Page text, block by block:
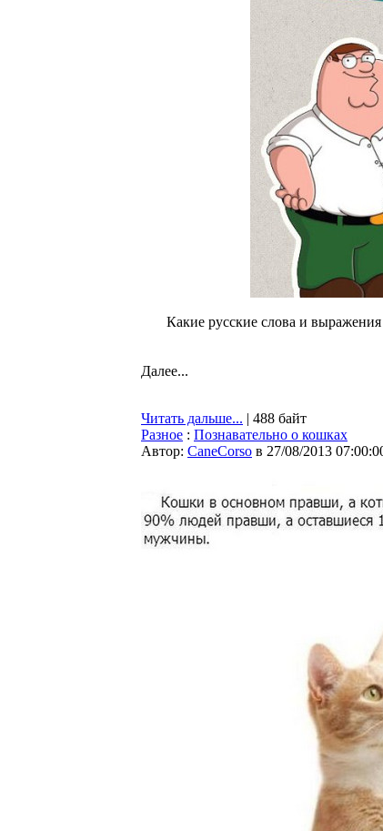
Какие русские слова и
Далее...
Читать дальше... | 488 байт
Разное : Познавательно о кошках
Автор: CaneCorso в 27/08/2013